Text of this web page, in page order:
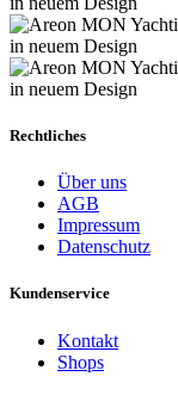
Rechtliches
Über uns
AGB
Impressum
Datenschutz
Kundenservice
Kontakt
Shops